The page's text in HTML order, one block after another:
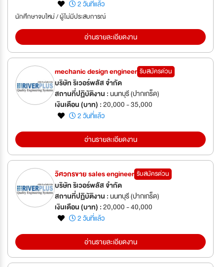
2 วันที่แล้ว
นักศึกษาจบใหม่ / ผู้ไม่มีประสบการณ์
อ่านรายละเอียดงาน
mechanic design engineer รับสมัครด่วน
บริษัท ริเวอร์พลัส จำกัด
สถานที่ปฏิบัติงาน :นนทบุรี (ปากเกร็ด)
เงินเดือน (บาท) :20,000 - 35,000
2 วันที่แล้ว
อ่านรายละเอียดงาน
วิศวกรขาย sales engineer รับสมัครด่วน
บริษัท ริเวอร์พลัส จำกัด
สถานที่ปฏิบัติงาน :นนทบุรี (ปากเกร็ด)
เงินเดือน (บาท) :20,000 - 40,000
2 วันที่แล้ว
อ่านรายละเอียดงาน